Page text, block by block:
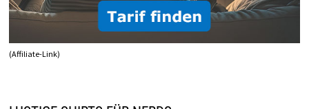
(Affiliate-Link)